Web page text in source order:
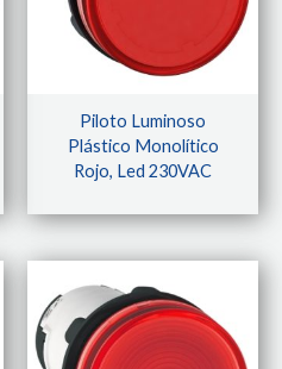
Piloto Luminoso
Plástico Monolítico
Rojo, Led 230VAC